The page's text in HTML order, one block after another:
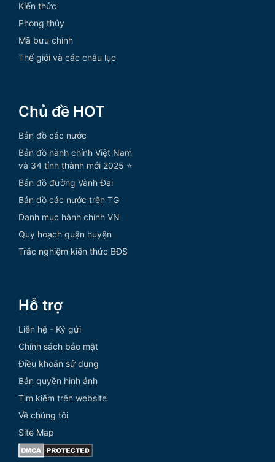
Kiến thức
Phong thủy
Mã bưu chính
Thế giới và các châu lục
Chủ đề HOT
Bản đồ các nước
Bản đồ hành chính Việt Nam
và 34 tỉnh thành mới 2025 ⭐
Bản đồ đường Vành Đai
Bản đồ các nước trên TG
Danh mục hành chính VN
Quy hoạch quận huyện
Trắc nghiệm kiến thức BĐS
Hỗ trợ
Liên hệ - Ký gửi
Chính sách bảo mật
Điều khoản sử dụng
Bản quyền hình ảnh
Tìm kiếm trên website
Về chúng tôi
Site Map